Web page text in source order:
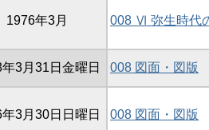
1976年3月 008 Ⅵ 弥生時代
3月31日金曜日 008 図面・図版
3月30日日曜日 008 図面・図版